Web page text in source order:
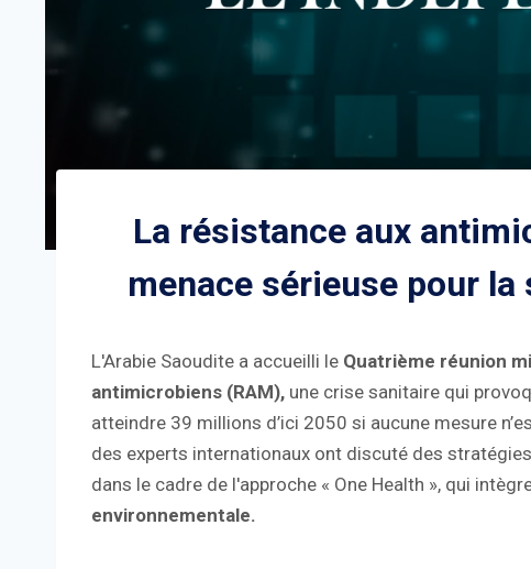
La résistance aux
menace sérieuse pour
L'Arabie Saoudite a accueilli le Quatrième réunion
antimicrobiens (RAM), une crise sanitaire qui
atteindre 39 millions d’ici 2050 si aucune mesure
des experts internationaux ont discuté des
dans le cadre de l'approche « One Health », qui
environnementale.